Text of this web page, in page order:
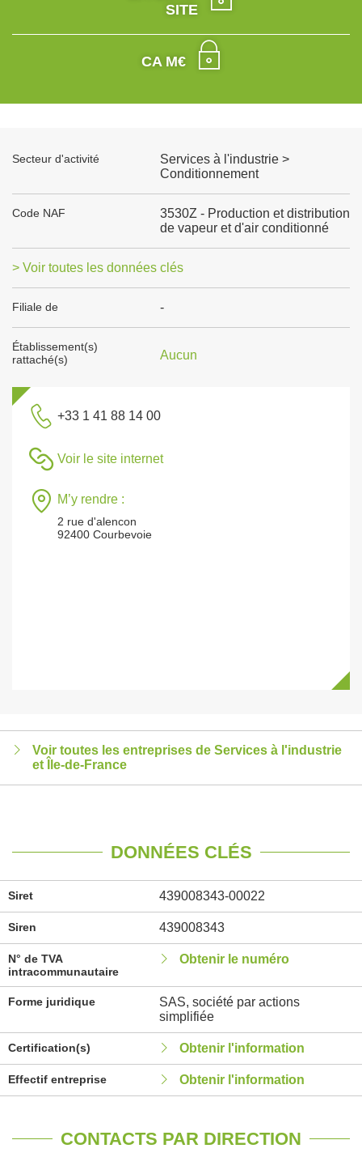
SITE
CA M€
Secteur d'activité
Services à l'industrie >
Conditionnement
Code NAF
3530Z - Production et distribution
de vapeur et d'air conditionné
> Voir toutes les données clés
Filiale de -
Établissement(s)
rattaché(s)
Aucun
+33 1 41 88 14 00
Voir le site internet
M’y rendre :
2 rue d'alencon
92400 Courbevoie
Voir toutes les entreprises de Services à l'industrie
et Île-de-France
DONNÉES CLÉS
Siret 439008343-00022
Siren 439008343
N° de TVA
intracommunautaire
Obtenir le numéro
Forme juridique
SAS, société par actions
simplifiée
Certification(s) Obtenir l'information
Effectif entreprise Obtenir l'information
CONTACTS PAR DIRECTION